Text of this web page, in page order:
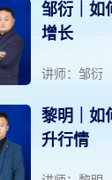
邹衍｜如
增长
讲师：邹衍
黎明｜如
升行情